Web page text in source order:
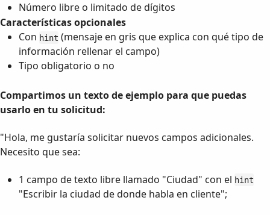
Número libre o limitado de dígitos
Características opcionales
Con hint (mensaje en gris que explica con qué tipo de
información rellenar el campo)
Tipo obligatorio o no
Compartimos un texto de ejemplo para que puedas
usarlo en tu solicitud:
"Hola, me gustaría solicitar nuevos campos adicionales.
Necesito que sea:
1 campo de texto libre llamado "Ciudad" con el hint
"Escribir la ciudad de donde habla en cliente";